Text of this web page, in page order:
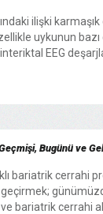
ilişki karmaşık
uykunun
EEG
Bugünü ve
bariatrik cerrahi
bariatrik cerrahi